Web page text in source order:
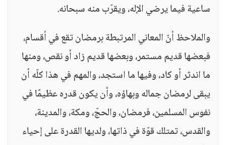
ساعية فيما يرضي الإله، ويقرّب منه سبحانه.
والملاحظ أنّ المعاني المرتبطة برمضان تقع في أقسام،
فبعضها قديم مستمر، وبعضها قديم زاد أو نقص، ومنها
ما اندثر أو كاد، وفيها ما استجد، والمهم في هذا كلّه أن
يبقى لرمضان جماله وبهاؤه، وأن يكون قدره عظيمًا في
نفوس المسلمين، فرمضان، والحجّ، ومكة، والمدينة،
والقدس، تمتلك قوّة في ذاتها، ولديها القدرة على إحياء